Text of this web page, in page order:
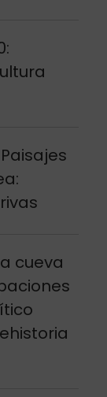
cueva